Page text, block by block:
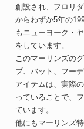
創設され、フロリ
からわずか5年の
もニューヨーク・
をしています。
このマーリンズの
プ、バット、フー
アイテムは、実際
っていることで、
ています。
他にもマーリンズ